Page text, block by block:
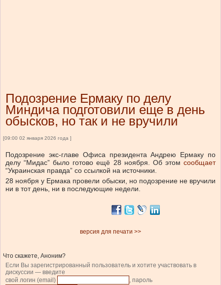
Подозрение Ермаку по делу
Миндича подготовили еще в день
обысков, но так и не вручили
[09:00 02 января 2026 года ]
Подозрение экс-главе Офиса президента Андрею Ермаку по
делу “Мидас” было готово ещё 28 ноября. Об этом сообщает
“Украинская правда” со ссылкой на источники.
28 ноября у Ермака провели обыски, но подозрение не вручили
ни в тот день, ни в последующие недели.
версия для печати >>
Что скажете, Аноним?
Если Вы зарегистрированный пользователь и хотите участвовать в
дискуссии — введите
свой логин (email)
, пароль